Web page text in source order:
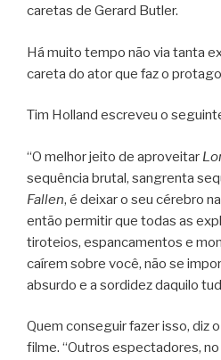
caretas de Gerard Butler.
Há muito tempo não via tanta
careta do ator que faz o
Tim Holland escreveu o
“O melhor jeito de aproveitar
sequência brutal, sangrenta
Fallen, é deixar o seu cérebro
então permitir que todas as
tiroteios, espancamentos e
caírem sobre você, não se
absurdo e a sordidez daquilo
Quem conseguir fazer isso, diz
filme. “Outros espectadores,